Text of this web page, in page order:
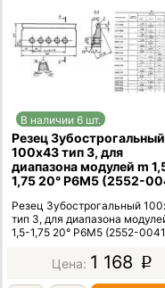
В наличии 6 шт.
Резец Зубострогальный
100х43 тип 3, для
диапазона модулей m
1,75 20° Р6М5 (2552-
Резец Зубострогальный
тип 3, для диапазона
1,5-1,75 20° Р6М5 (2552-
1 168 p